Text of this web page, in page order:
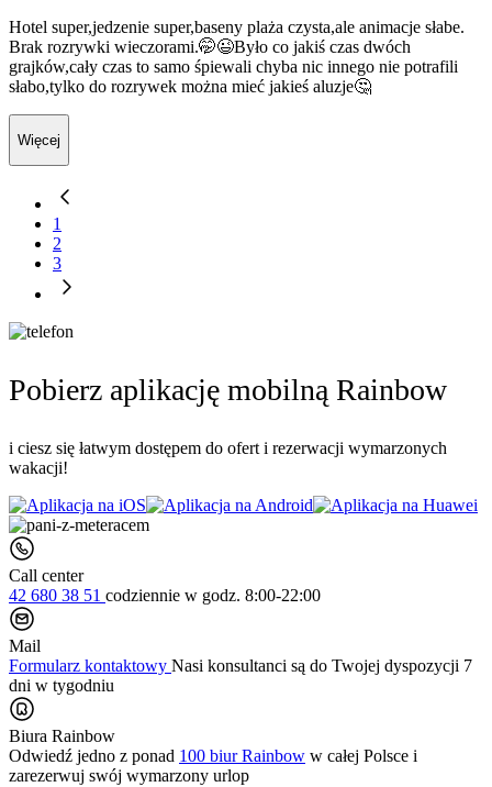
Hotel super,jedzenie super,baseny plaża czysta,ale animacje słabe.
Brak rozrywki wieczorami.🤭😉Było co jakiś czas dwóch
grajków,cały czas to samo śpiewali chyba nic innego nie potrafili
słabo,tylko do rozrywek można mieć jakieś aluzje🤔
Więcej
1
2
3
Pobierz aplikację mobilną Rainbow
i ciesz się łatwym dostępem do ofert i rezerwacji wymarzonych
wakacji!
Call center
42 680 38 51 codziennie w godz. 8:00-22:00
Mail
Formularz kontaktowy Nasi konsultanci są do Twojej dyspozycji 7
dni w tygodniu
Biura Rainbow
Odwiedź jedno z ponad 100 biur Rainbow w całej Polsce i
zarezerwuj swój wymarzony urlop